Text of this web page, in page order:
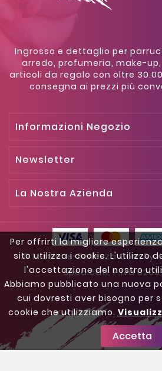
Per offrirti la migliore
sito utilizza i cookie. L'utilizzo
l'accettazione del nostro
Abbiamo pubblicato una nuova
cui dovresti aver bisogno per
cookie che utilizziamo.
Accetta
Ingrosso e dettaglio per
arredo, profumeria, make-
articoli da regalo con oltre
consegna ai prezzi più
Informazioni Negozio
Newsletter
La Nostra Azienda
© Missione-Bellezza.com By
Spedicati, P.iva